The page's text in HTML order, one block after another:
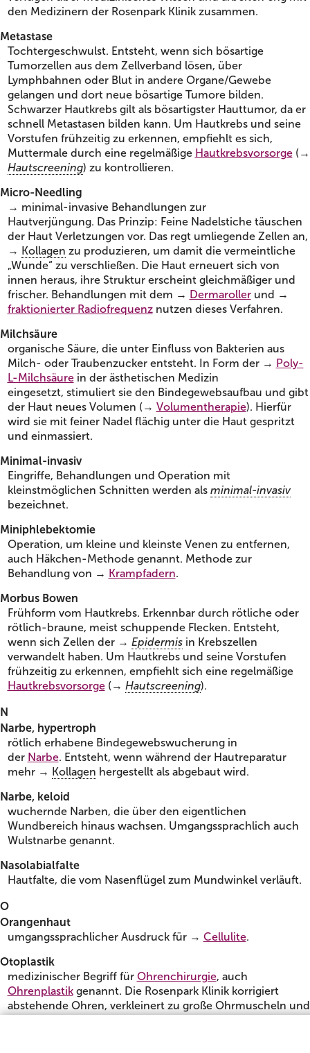
den Medizinern der Rosenpark Klinik zusammen.
Metastase
Tochtergeschwulst. Entsteht, wenn sich bösartige
Tumorzellen aus dem Zellverband lösen, über
Lymphbahnen oder Blut in andere Organe/Gewebe
gelangen und dort neue bösartige Tumore bilden.
Schwarzer Hautkrebs gilt als bösartigster Hauttumor, da er
schnell Metastasen bilden kann. Um Hautkrebs und seine
Vorstufen frühzeitig zu erkennen, empfiehlt es sich,
Muttermale durch eine regelmäßige Hautkrebsvorsorge(→
Hautscreening) zu kontrollieren.
Micro-Needling
→ minimal-invasive Behandlungen zur
Hautverjüngung. Das Prinzip: Feine Nadelstiche täuschen
der Haut Verletzungen vor. Das regt umliegende Zellen an,
→ Kollagen zu produzieren, um damit die vermeintliche
„Wunde“ zu verschließen. Die Haut erneuert sich von
innen heraus, ihre Struktur erscheint gleichmäßiger und
frischer. Behandlungen mit dem → Dermarollerund →
fraktionierter Radiofrequenznutzen dieses Verfahren.
Milchsäure
organische Säure, die unter Einfluss von Bakterien aus
Milch- oder Traubenzucker entsteht. In Form der → Poly-
L-Milchsäurein der ästhetischen Medizin
eingesetzt, stimuliert sie den Bindegewebsaufbau und gibt
der Haut neues Volumen (→ Volumentherapie). Hierfür
wird sie mit feiner Nadel flächig unter die Haut gespritzt
und einmassiert.
Minimal-invasiv
Eingriffe, Behandlungen und Operation mit
kleinstmöglichen Schnitten werden als minimal-invasiv
bezeichnet.
Miniphlebektomie
Operation, um kleine und kleinste Venen zu entfernen,
auch Häkchen-Methode genannt. Methode zur
Behandlung von → Krampfadern.
Morbus Bowen
Frühform vom Hautkrebs. Erkennbar durch rötliche oder
rötlich-braune, meist schuppende Flecken. Entsteht,
wenn sich Zellen der → Epidermisin Krebszellen
verwandelt haben. Um Hautkrebs und seine Vorstufen
frühzeitig zu erkennen, empfiehlt sich eine regelmäßige
Hautkrebsvorsorge(→ Hautscreening).
N
Narbe, hypertroph
rötlich erhabene Bindegewebswucherung in
der Narbe. Entsteht, wenn während der Hautreparatur
mehr → Kollagen hergestellt als abgebaut wird.
Narbe, keloid
wuchernde Narben, die über den eigentlichen
Wundbereich hinaus wachsen. Umgangssprachlich auch
Wulstnarbe genannt.
Nasolabialfalte
Hautfalte, die vom Nasenflügel zum Mundwinkel verläuft.
O
Orangenhaut
umgangssprachlicher Ausdruck für → Cellulite.
Otoplastik
medizinischer Begriff für Ohrenchirurgie, auch
Ohrenplastikgenannt. Die Rosenpark Klinik korrigiert
abstehende Ohren, verkleinert zu große Ohrmuscheln und